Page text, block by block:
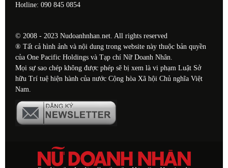
Hotline: 090 845 0854
© 2008 - 2023 Nudoanhnhan.net. All rights reserved
® Tất cả hình ảnh và nội dung trong website này thuộc bản quyền
của One Pacific Holdings và Tạp chí Nữ Doanh Nhân.
Mọi sự sao chép không được phép sẽ bị xem là vi phạm Luật Sở
hữu Trí tuệ hiện hành của nước Cộng hòa Xã hội Chủ nghĩa Việt
Nam.